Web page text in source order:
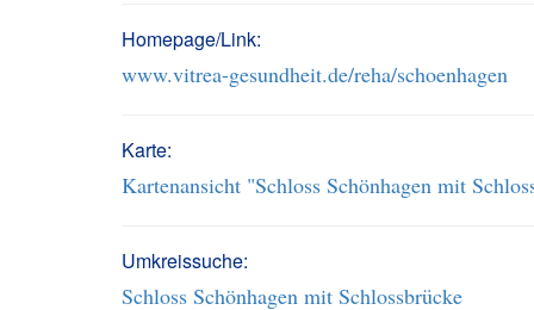
Homepage/Link:
www.vitrea-gesundheit.de/reha/schoenhagen
Karte:
Kartenansicht "Schloss Schönhagen mit
Umkreissuche:
Schloss Schönhagen mit Schlossbrücke